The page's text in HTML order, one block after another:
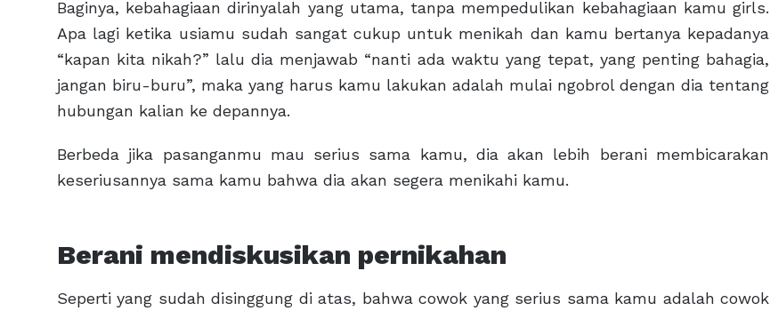
Baginya, kebahagiaan dirinyalah yang utama, tanpa mempedulikan kebahagiaan kamu girls.
Apa lagi ketika usiamu sudah sangat cukup untuk menikah dan kamu bertanya kepadanya
“kapan kita nikah?” lalu dia menjawab “nanti ada waktu yang tepat, yang penting bahagia,
jangan biru-buru”, maka yang harus kamu lakukan adalah mulai ngobrol dengan dia tentang
hubungan kalian ke depannya.
Berbeda jika pasanganmu mau serius sama kamu, dia akan lebih berani membicarakan
keseriusannya sama kamu bahwa dia akan segera menikahi kamu.
Berani mendiskusikan pernikahan
Seperti yang sudah disinggung di atas, bahwa cowok yang serius sama kamu adalah cowok